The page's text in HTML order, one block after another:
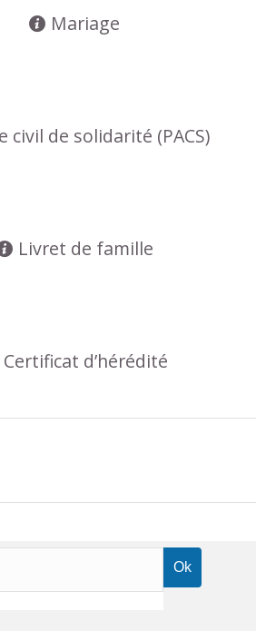
Mariage
civil de solidarité (PACS)
Livret de famille
Certificat d’hérédité